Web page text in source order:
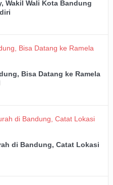
Wakil Wali Kota Bandung
Bisa Datang ke Ramela
di Bandung, Catat Lokasi